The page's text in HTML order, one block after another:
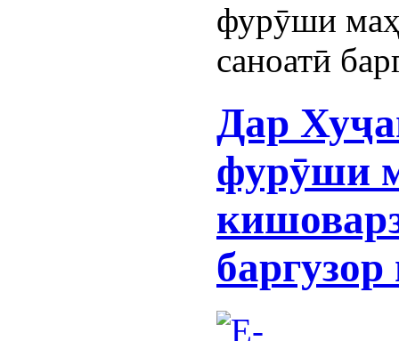
фурӯши
саноатӣ
Дар
фурӯши
баргузор